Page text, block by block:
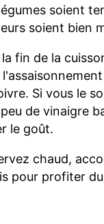
soient
soient bien
fin de la
Si vous le
de vinaigre
le goût.
chaud,
pour profiter